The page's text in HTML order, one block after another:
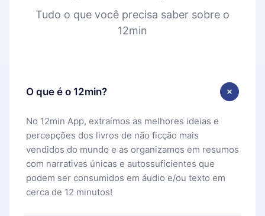
Tudo o que você precisa saber sobre o
12min
O que é o 12min?
No 12min App, extraímos as melhores ideias e
percepções dos livros de não ficção mais
vendidos do mundo e as organizamos em resumos
com narrativas únicas e autossuficientes que
podem ser consumidos em áudio e/ou texto em
cerca de 12 minutos!